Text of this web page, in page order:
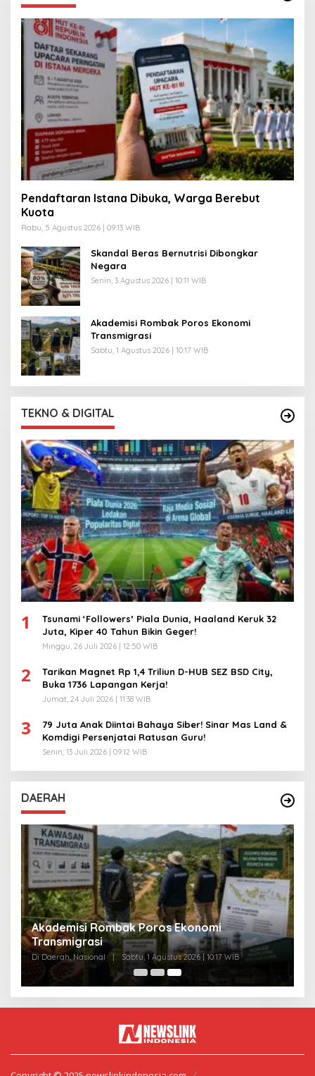
Pendaftaran Istana Dibuka, Warga Berebut
Kuota
Rabu, 5 Agustus 2026 | 09:13 WIB
Skandal Beras Bernutrisi Dibongkar
Negara
Senin, 3 Agustus 2026 | 10:11 WIB
Akademisi Rombak Poros Ekonomi
Transmigrasi
Sabtu, 1 Agustus 2026 | 10:17 WIB
TEKNO & DIGITAL
1
Tsunami ‘Followers’ Piala Dunia, Haaland Keruk 32
Juta, Kiper 40 Tahun Bikin Geger!
Minggu, 26 Juli 2026 | 12:50 WIB
2
Tarikan Magnet Rp 1,4 Triliun D-HUB SEZ BSD City,
Buka 1736 Lapangan Kerja!
Jumat, 24 Juli 2026 | 11:38 WIB
3
79 Juta Anak Diintai Bahaya Siber! Sinar Mas Land &
Komdigi Persenjatai Ratusan Guru!
Senin, 13 Juli 2026 | 09:12 WIB
DAERAH
Akademisi Rombak Poros Ekonomi
Transmigrasi
Di Daerah, Nasional | Sabtu, 1 Agustus 2026 | 10:17 WIB